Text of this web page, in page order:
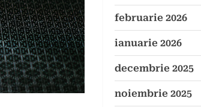
februarie 2026
ianuarie 2026
decembrie 2025
noiembrie 2025